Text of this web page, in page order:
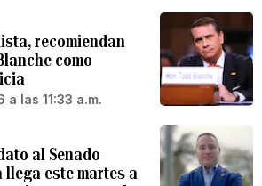
recomiendan
como
las 11:33 a.m.
al Senado
este martes a